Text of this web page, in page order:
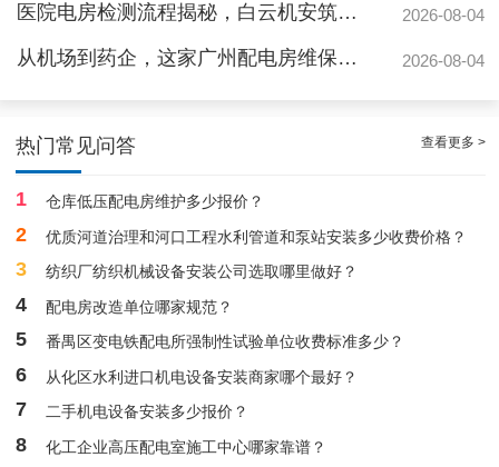
医院电房检测流程揭秘，白云机安筑牢生命防线 2026-08-04
从机场到药企，这家广州配电房维保公司凭什么赢得园区信赖 2026-08-04
热门常见问答 查看更多 >
1 仓库低压配电房维护多少报价？
2 优质河道治理和河口工程水利管道和泵站安装多少收费价格？
3 纺织厂纺织机械设备安装公司选取哪里做好？
4 配电房改造单位哪家规范？
5 番禺区变电铁配电所强制性试验单位收费标准多少？
6 从化区水利进口机电设备安装商家哪个最好？
7 二手机电设备安装多少报价？
8 化工企业高压配电室施工中心哪家靠谱？
靠谱白云箱式配电房维护保养服务，阻止潜在风险
广州配电房维保案例|防备重伤事故